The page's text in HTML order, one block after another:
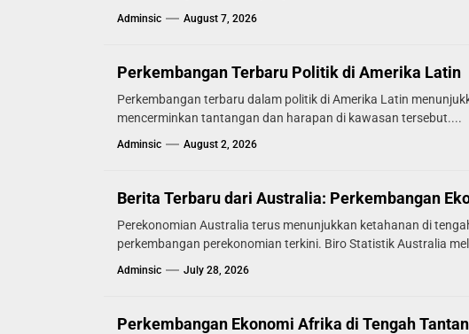
Adminsic August 7, 2026
Perkembangan Terbaru Politik di Amerika Latin
Perkembangan terbaru dalam politik di Amerika Latin
mencerminkan tantangan dan harapan di kawasan tersebut....
Adminsic August 2, 2026
Berita Terbaru dari Australia: Perkembangan
Perekonomian Australia terus menunjukkan ketahanan di
perkembangan perekonomian terkini. Biro Statistik Australia
Adminsic July 28, 2026
Perkembangan Ekonomi Afrika di Tengah